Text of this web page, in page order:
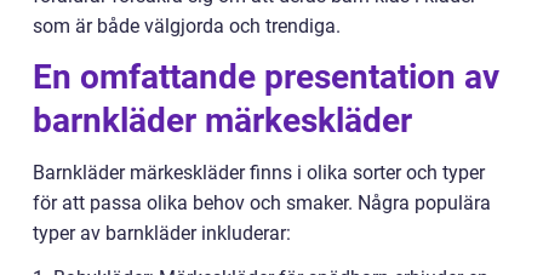
som är både välgjorda och trendiga.
En omfattande presentation av
barnkläder märkeskläder
Barnkläder märkeskläder finns i olika sorter och typer
för att passa olika behov och smaker. Några populära
typer av barnkläder inkluderar: